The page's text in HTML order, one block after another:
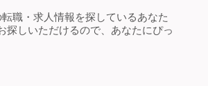
職・求人情報を探しているあなた
探しいただけるので、あなたにぴっ